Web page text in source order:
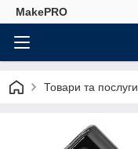
MakePRO
Товари та послуги